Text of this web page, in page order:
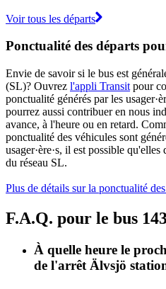
Voir tous les départs
Ponctualité des départs
Envie de savoir si le bus est
(SL)? Ouvrez l'appli Transit pour
ponctualité générés par les
pourrez aussi contribuer en nous
avance, à l'heure ou en retard.
ponctualité des véhicules sont
usager·ère·s, il est possible
du réseau SL.
Plus de détails sur la ponctualité
F.A.Q. pour le bus
À quelle heure le
de l'arrêt Älvsjö